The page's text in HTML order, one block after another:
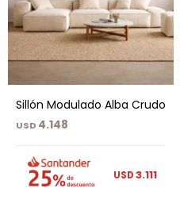
Sillón Modulado Alba Crudo
USD 4.148
USD3.111